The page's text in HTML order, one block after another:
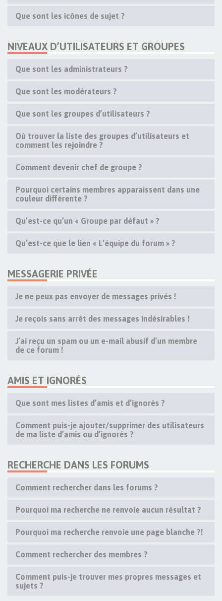
Que sont les icônes de sujet ?
NIVEAUX D’UTILISATEURS ET GROUPES
Que sont les administrateurs ?
Que sont les modérateurs ?
Que sont les groupes d’utilisateurs ?
Où trouver la liste des groupes d’utilisateurs et
comment les rejoindre ?
Comment devenir chef de groupe ?
Pourquoi certains membres apparaissent dans une
couleur différente ?
Qu’est-ce qu’un « Groupe par défaut » ?
Qu’est-ce que le lien « L’équipe du forum » ?
MESSAGERIE PRIVÉE
Je ne peux pas envoyer de messages privés !
Je reçois sans arrêt des messages indésirables !
J’ai reçu un spam ou un e-mail abusif d’un membre
de ce forum !
AMIS ET IGNORÉS
Que sont mes listes d’amis et d’ignorés ?
Comment puis-je ajouter/supprimer des utilisateurs
de ma liste d’amis ou d’ignorés ?
RECHERCHE DANS LES FORUMS
Comment rechercher dans les forums ?
Pourquoi ma recherche ne renvoie aucun résultat ?
Pourquoi ma recherche renvoie une page blanche ?!
Comment rechercher des membres ?
Comment puis-je trouver mes propres messages et
sujets ?